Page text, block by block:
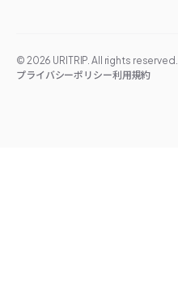
© 2026 URITRIP. All rights reserved.
プライバシーポリシー利用規約